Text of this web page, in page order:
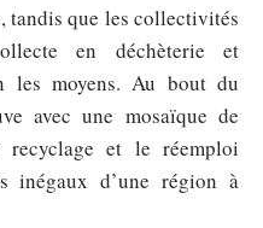
tandis que les collectivités
en déchèterie et
les moyens. Au bout du
avec une mosaïque de
et le réemploi
inégaux d’une région à